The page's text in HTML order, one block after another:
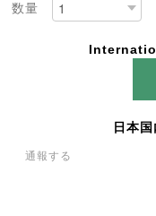
数量
日本
通報する